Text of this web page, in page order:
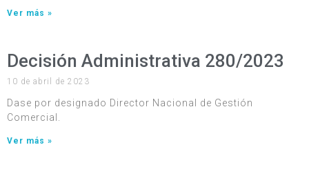
Ver más »
Decisión Administrativa 280/2023
10 de abril de 2023
Dase por designado Director Nacional de Gestión
Comercial.
Ver más »